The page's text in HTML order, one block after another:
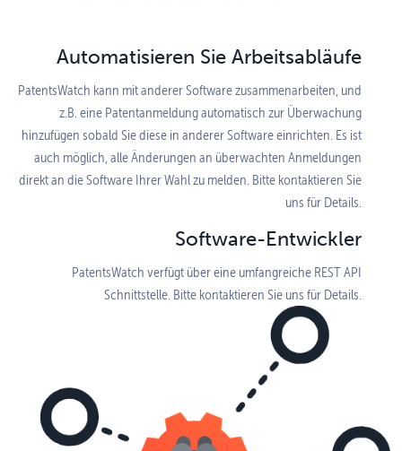
Automati­sieren Sie Arbeits­abläufe
PatentsWatch kann mit anderer Software zusammenarbeiten, und
z.B. eine Patentanmeldung automatisch zur Überwachung
hinzufügen sobald Sie diese in anderer Software einrichten. Es ist
auch möglich, alle Änderungen an überwachten Anmeldungen
direkt an die Software Ihrer Wahl zu melden. Bitte kontaktieren Sie
uns für Details.
Software-Entwickler
PatentsWatch verfügt über eine umfangreiche REST API
Schnittstelle. Bitte kontaktieren Sie uns für Details.